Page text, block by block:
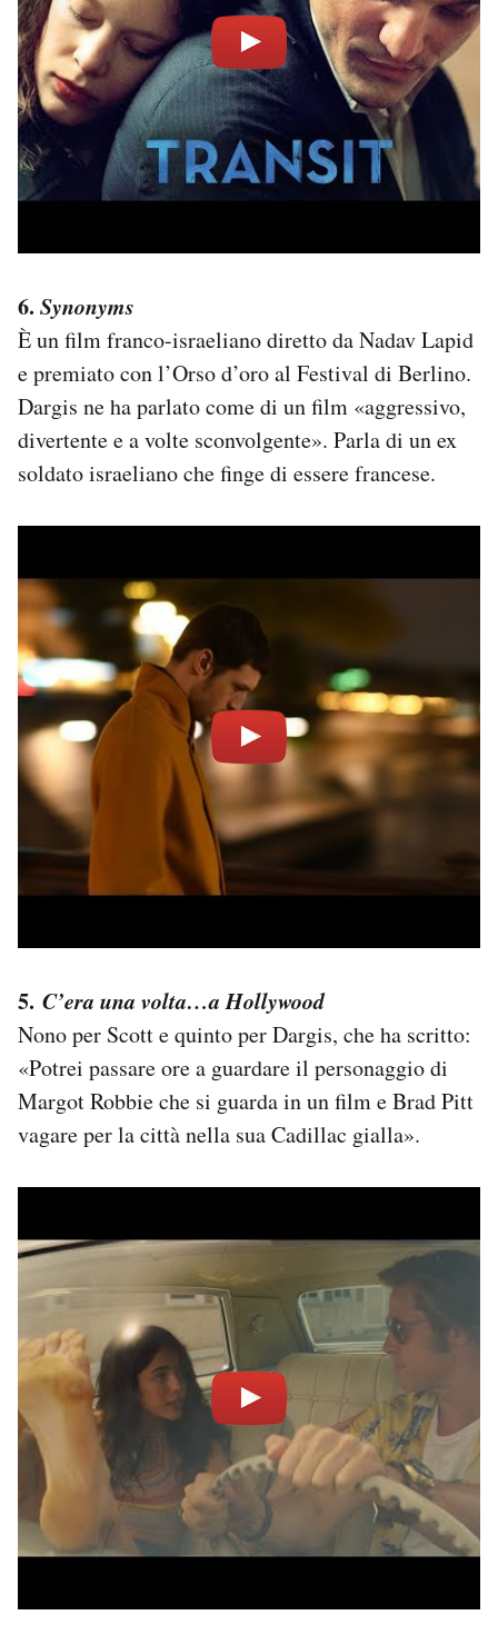
6. Synonyms
È un film franco-israeliano diretto da Nadav Lapid
e premiato con l’Orso d’oro al Festival di Berlino.
Dargis ne ha parlato come di un film «aggressivo,
divertente e a volte sconvolgente». Parla di un ex
soldato israeliano che finge di essere francese.
5. C’era una volta…a Hollywood
Nono per Scott e quinto per Dargis, che ha scritto:
«Potrei passare ore a guardare il personaggio di
Margot Robbie che si guarda in un film e Brad Pitt
vagare per la città nella sua Cadillac gialla».